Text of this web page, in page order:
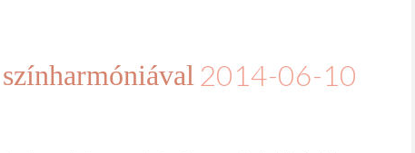
2014-06-10